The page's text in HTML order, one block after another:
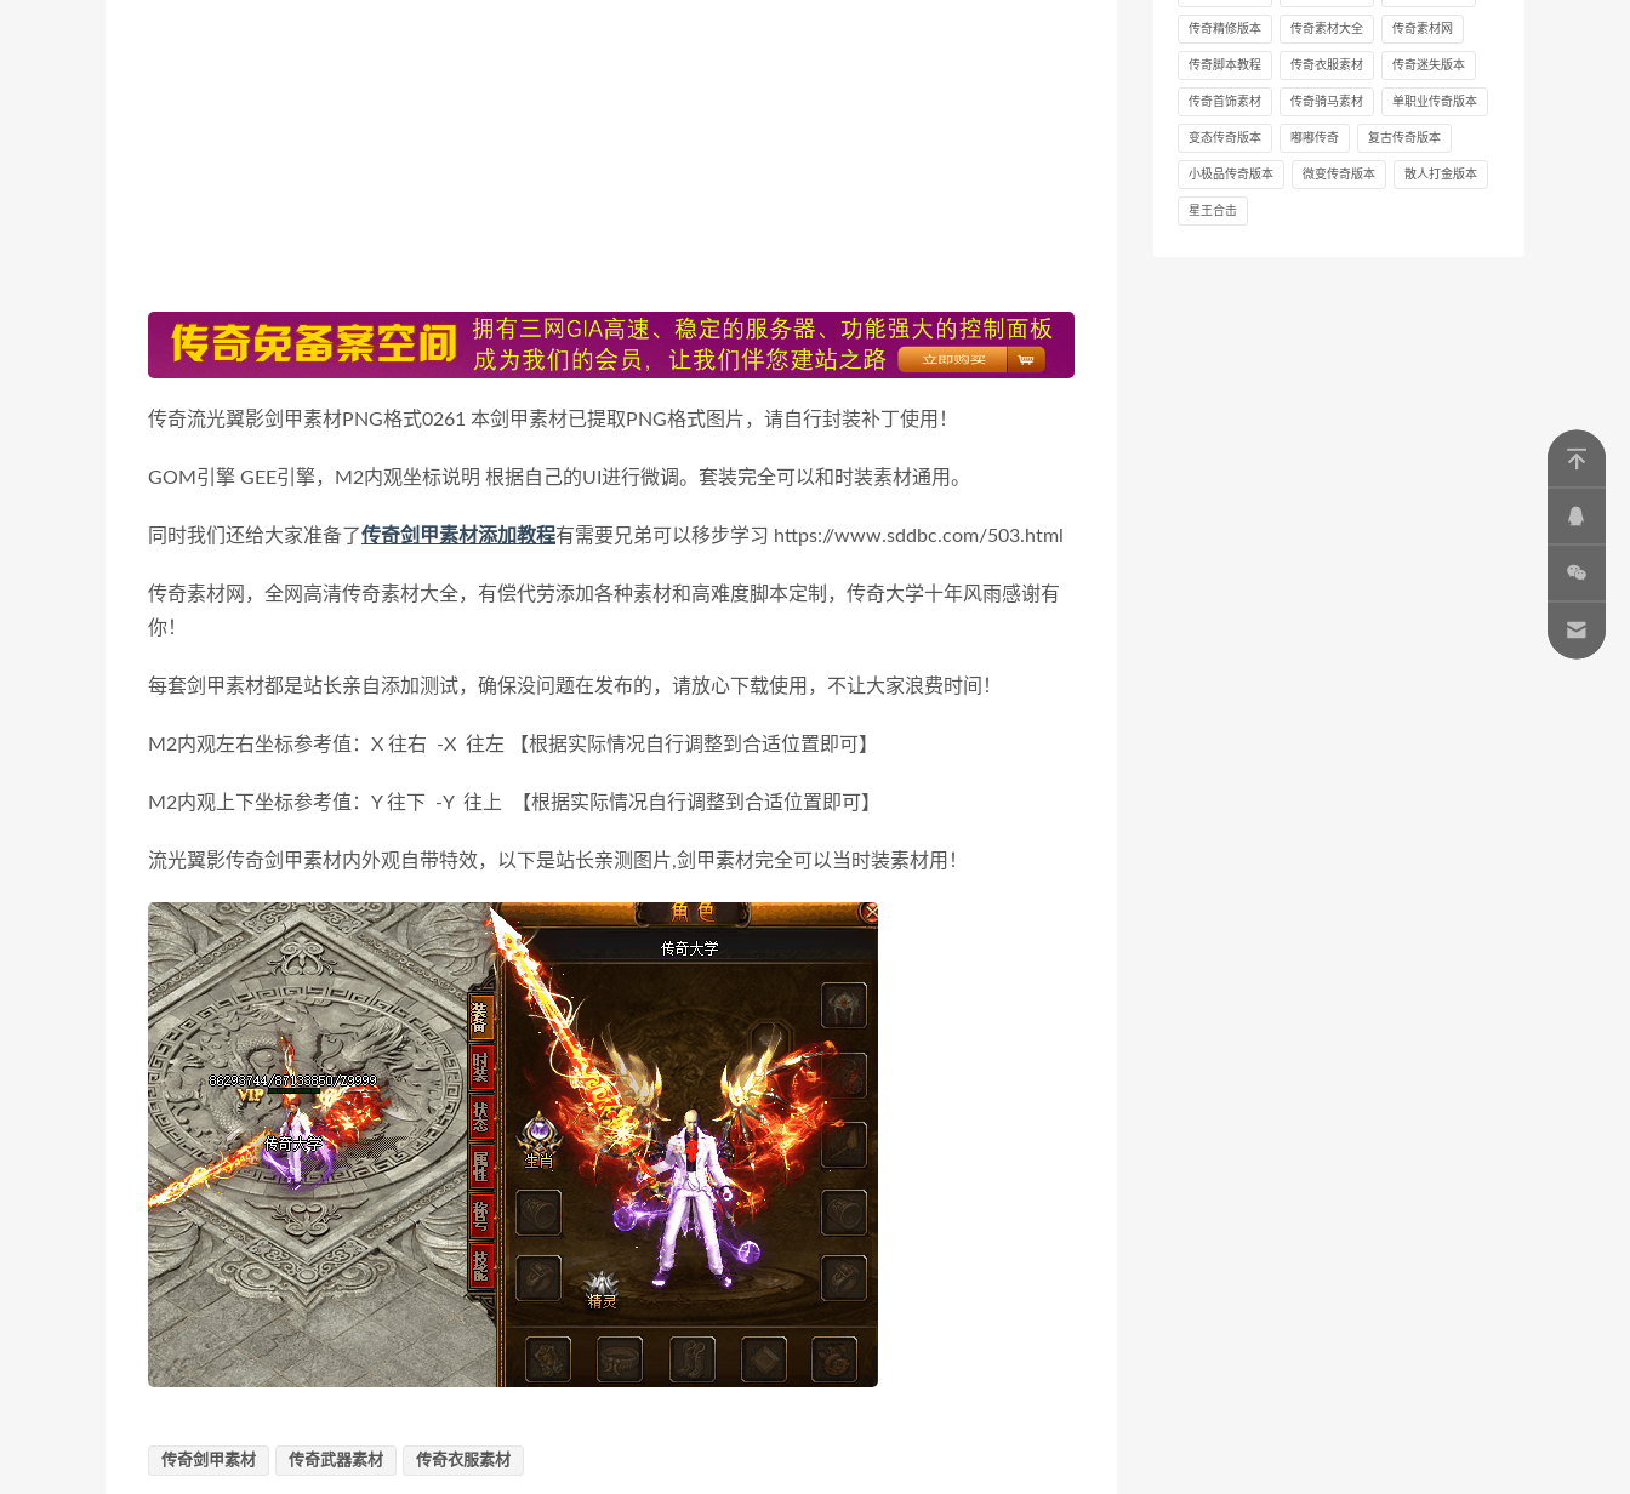
传奇流光翼影剑甲素材PNG格式0261 本剑甲素材已提取PNG格式图片，请自行封装补丁使用！
GOM引擎 GEE引擎，M2内观坐标说明 根据自己的UI进行微调。套装完全可以和时装素材通用。
同时我们还给大家准备了传奇剑甲素材添加教程有需要兄弟可以移步学习 https://www.sddbc.com/503.html
传奇素材网，全网高清传奇素材大全，有偿代劳添加各种素材和高难度脚本定制，传奇大学十年风雨感谢有
你！
每套剑甲素材都是站长亲自添加测试，确保没问题在发布的，请放心下载使用，不让大家浪费时间！
M2内观左右坐标参考值：X 往右 -X 往左 【根据实际情况自行调整到合适位置即可】
M2内观上下坐标参考值：Y 往下 -Y 往上 【根据实际情况自行调整到合适位置即可】
流光翼影传奇剑甲素材内外观自带特效，以下是站长亲测图片,剑甲素材完全可以当时装素材用！
传奇剑甲素材 传奇武器素材 传奇衣服素材
传奇精修版本 传奇素材大全 传奇素材网
传奇脚本教程 传奇衣服素材 传奇迷失版本
传奇首饰素材 传奇骑马素材 单职业传奇版本
变态传奇版本 嘟嘟传奇 复古传奇版本
小极品传奇版本 微变传奇版本 散人打金版本
星王合击